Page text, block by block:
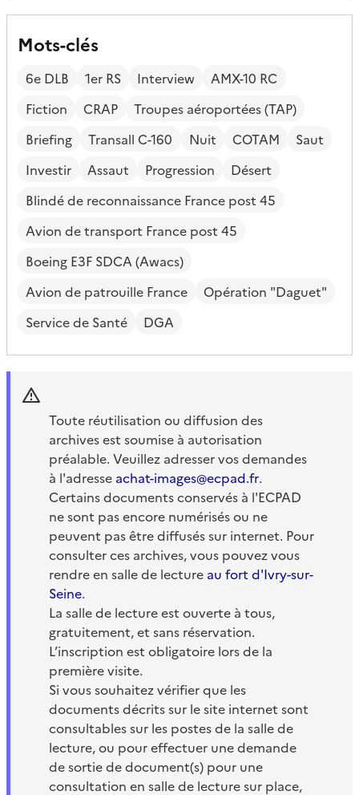
Mots-clés
6e DLB 1er RS Interview
AMX-10 RC
Fiction
CRAP
Troupes aéroportées (TAP)
Briefing
Transall C-160 Nuit COTAM
Saut
Investir
Assaut Progression
Désert
Blindé de reconnaissance France post 45
Avion de transport France post 45
Boeing E3F SDCA (Awacs)
Avion de patrouille France
Opération "Daguet"
Service de Santé
DGA
Toute réutilisation ou diffusion des
archives est soumise à autorisation
préalable. Veuillez adresser vos demandes
à l'adresse achat-images@ecpad.fr.
Certains documents conservés à l'ECPAD
ne sont pas encore numérisés ou ne
peuvent pas être diffusés sur internet. Pour
consulter ces archives, vous pouvez vous
rendre en salle de lecture au fort d'Ivry-sur-
Seine.
La salle de lecture est ouverte à tous,
gratuitement, et sans réservation.
L’inscription est obligatoire lors de la
première visite.
Si vous souhaitez vérifier que les
documents décrits sur le site internet sont
consultables sur les postes de la salle de
lecture, ou pour effectuer une demande
de sortie de document(s) pour une
consultation en salle de lecture sur place,